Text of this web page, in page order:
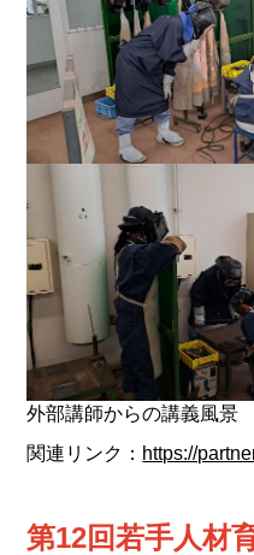
外部講師からの講義風景
関連リンク： https://
第12回若手人材